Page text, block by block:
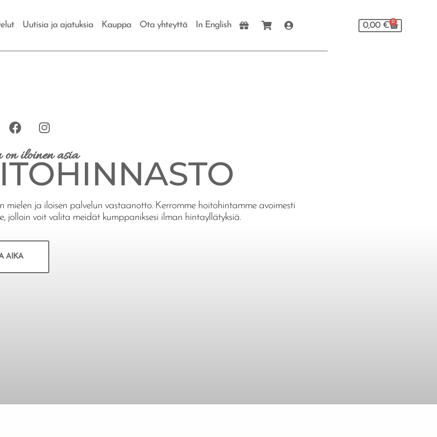
Uutisia ja ajatuksia Kauppa Ota yhteyttä In English 0,00 € 0
on iloinen asia
mielen ja iloisen palvelun vastaanotto. Kerromme hoitohintamme avoimesti
jolloin voit valita meidät kumppaniksesi ilman hintayllätyksiä.
AIKA